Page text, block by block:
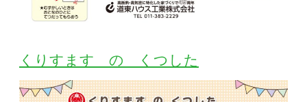
くりすます の くつした